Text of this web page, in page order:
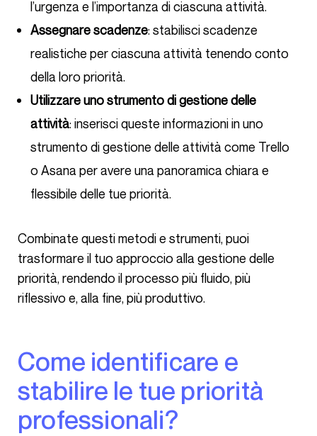
l’urgenza e l’importanza di ciascuna attività.
Assegnare scadenze: stabilisci scadenze
realistiche per ciascuna attività tenendo conto
della loro priorità.
Utilizzare uno strumento di gestione delle
attività: inserisci queste informazioni in uno
strumento di gestione delle attività come Trello
o Asana per avere una panoramica chiara e
flessibile delle tue priorità.
Combinate questi metodi e strumenti, puoi
trasformare il tuo approccio alla gestione delle
priorità, rendendo il processo più fluido, più
riflessivo e, alla fine, più produttivo.
Come identificare e
stabilire le tue priorità
professionali?​